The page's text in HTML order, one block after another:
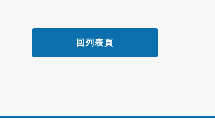
回列表頁